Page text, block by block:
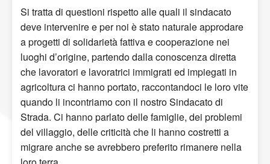
Si tratta di questioni rispetto alle quali il sindacato
deve intervenire e per noi è stato naturale approdare
a progetti di solidarietà fattiva e cooperazione nei
luoghi d’origine, partendo dalla conoscenza diretta
che lavoratori e lavoratrici immigrati ed impiegati in
agricoltura ci hanno portato, raccontandoci le loro vite
quando li incontriamo con il nostro Sindacato di
Strada. Ci hanno parlato delle famiglie, dei problemi
del villaggio, delle criticità che li hanno costretti a
migrare anche se avrebbero preferito rimanere nella